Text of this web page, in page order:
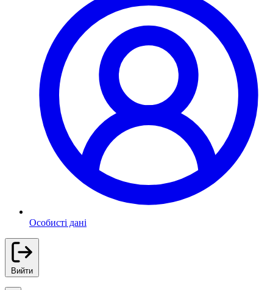
Особисті дані
Вийти